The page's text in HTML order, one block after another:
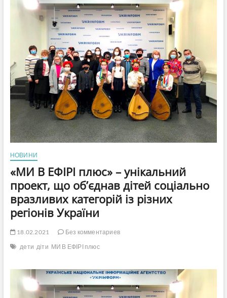
НОВИНИ
«МИ В ЕФІРІ плюс» – унікальний
проект, що об’єднав дітей соціально
вразливих категорій із різних
регіонів України
18.02.2021
Без комментариев
дети діти МИ В ЕФІРІ плюс